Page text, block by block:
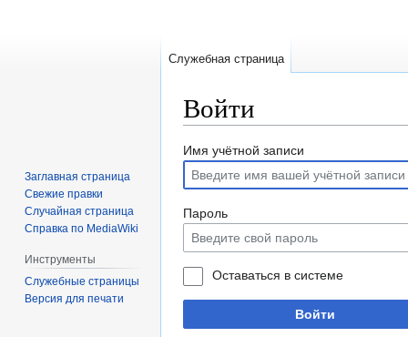
Войти
Перейти
навигации
Перейти
поиску
Имя учётной записи
Пароль
Оставаться в системе
Войти
Служебная страница
Заглавная страница
Свежие правки
Случайная страница
Справка по MediaWiki
Инструменты
Служебные страницы
Версия для печати